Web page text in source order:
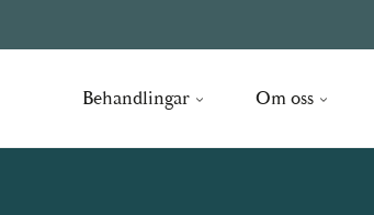
Behandlingar Om oss